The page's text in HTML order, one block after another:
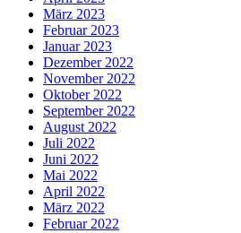
März 2023
Februar 2023
Januar 2023
Dezember 2022
November 2022
Oktober 2022
September 2022
August 2022
Juli 2022
Juni 2022
Mai 2022
April 2022
März 2022
Februar 2022